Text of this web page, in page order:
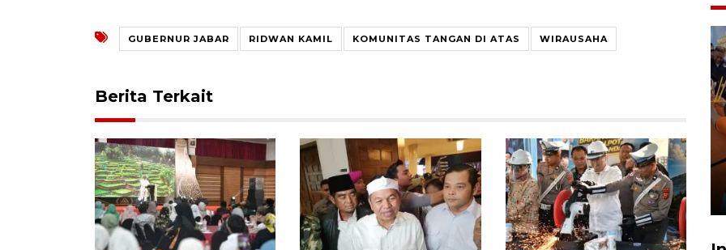
GUBERNUR JABAR RIDWAN KAMIL KOMUNITAS TANGAN DI ATAS WIRAUSAHA
Berita Terkait
Taklukkan DPMM FC, Persib
amankan tiket semifinal Piala
Presiden
29 Juli 2026 01:36